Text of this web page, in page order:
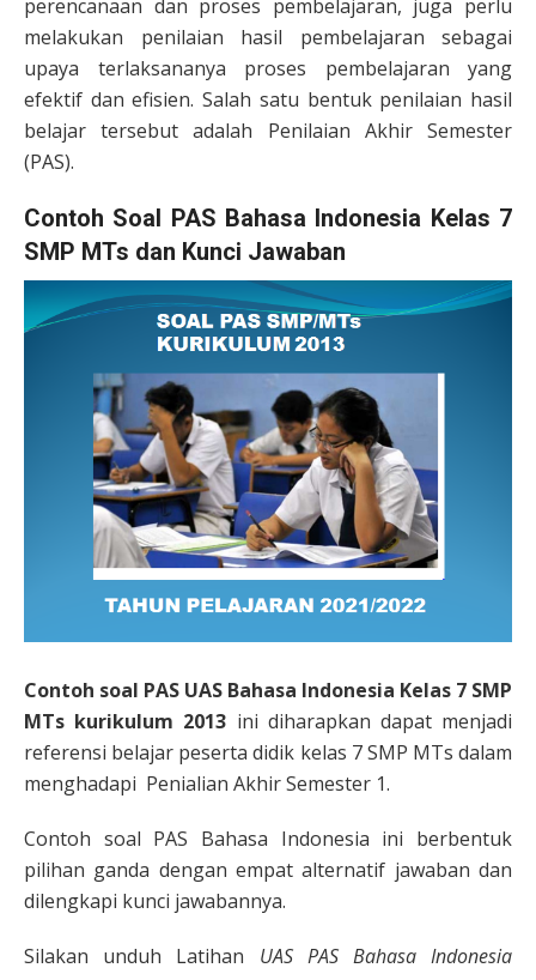
perencanaan dan proses pembelajaran, juga perlu
melakukan penilaian hasil pembelajaran sebagai
upaya terlaksananya proses pembelajaran yang
efektif dan efisien. Salah satu bentuk penilaian hasil
belajar tersebut adalah Penilaian Akhir Semester
(PAS).
Contoh Soal PAS Bahasa Indonesia Kelas 7
SMP MTs dan Kunci Jawaban
Contoh soal PAS UAS Bahasa Indonesia Kelas 7 SMP
MTs kurikulum 2013 ini diharapkan dapat menjadi
referensi belajar peserta didik kelas 7 SMP MTs dalam
menghadapi Penialian Akhir Semester 1.
Contoh soal PAS Bahasa Indonesia ini berbentuk
pilihan ganda dengan empat alternatif jawaban dan
dilengkapi kunci jawabannya.
Silakan unduh Latihan UAS PAS Bahasa Indonesia